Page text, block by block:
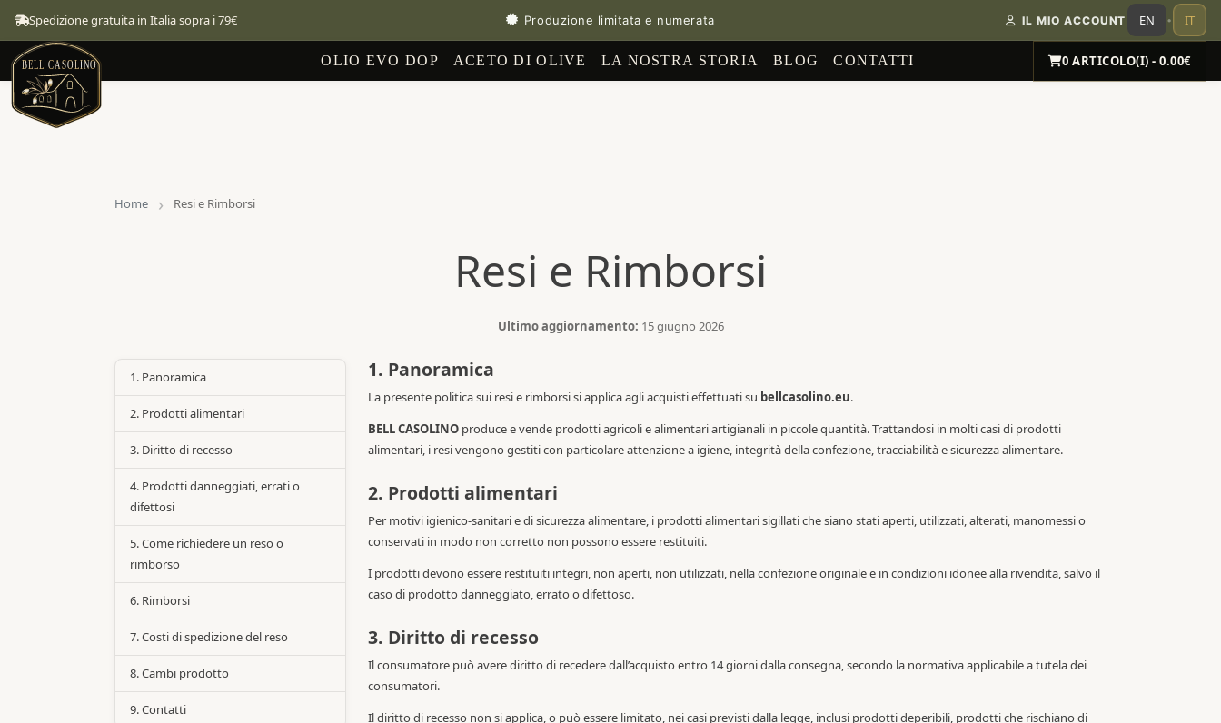
Spedizione gratuita in Italia sopra i 79€ Produzione limitata e numerata IL MIO ACCOUNT EN • IT
OLIO EVO DOP ACETO DI OLIVE LA NOSTRA STORIA BLOG CONTATTI 0 ARTICOLO(I) - 0.00€
Home Resi e Rimborsi
Resi e Rimborsi
Ultimo aggiornamento: 15 giugno 2026
1. Panoramica
2. Prodotti alimentari
3. Diritto di recesso
4. Prodotti danneggiati, errati o
difettosi
5. Come richiedere un reso o
rimborso
6. Rimborsi
7. Costi di spedizione del reso
8. Cambi prodotto
9. Contatti
1. Panoramica
La presente politica sui resi e rimborsi si applica agli acquisti effettuati su bellcasolino.eu.
BELL CASOLINO produce e vende prodotti agricoli e alimentari artigianali in piccole quantità. Trattandosi in molti casi di prodotti
alimentari, i resi vengono gestiti con particolare attenzione a igiene, integrità della confezione, tracciabilità e sicurezza alimentare.
2. Prodotti alimentari
Per motivi igienico-sanitari e di sicurezza alimentare, i prodotti alimentari sigillati che siano stati aperti, utilizzati, alterati, manomessi o
conservati in modo non corretto non possono essere restituiti.
I prodotti devono essere restituiti integri, non aperti, non utilizzati, nella confezione originale e in condizioni idonee alla rivendita, salvo il
caso di prodotto danneggiato, errato o difettoso.
3. Diritto di recesso
Il consumatore può avere diritto di recedere dall’acquisto entro 14 giorni dalla consegna, secondo la normativa applicabile a tutela dei
consumatori.
Il diritto di recesso non si applica, o può essere limitato, nei casi previsti dalla legge, inclusi prodotti deperibili, prodotti che rischiano di